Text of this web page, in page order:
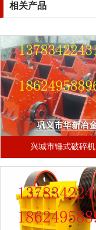
相关产品
兴城市锤式破碎机